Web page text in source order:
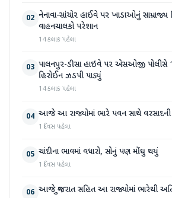
02 નેનાવા-સાંચોર હાઈવે પર ખાડાઓનું સામ્રાજ્ય
વાહનચાલકો પરેશાન
14 કલાક પહેલા
03 પાલનપુર-ડીસા હાઇવે પર એસઓજી પોલીસે
હિરોઈન ઝડપી પાડ્યું
14 કલાક પહેલા
04 આજે આ રાજ્યોમાં ભારે પવન સાથે
1 દિવસ પહેલા
05 ચાંદીના ભાવમાં વધારો, સોનું પણ મોંઘુ થયું
1 દિવસ પહેલા
06 આજે ગુજરાત સહિત આ રાજ્યોમાં ભારેથી